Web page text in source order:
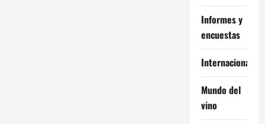
Informes y
encuestas
Internacional
Mundo del
vino